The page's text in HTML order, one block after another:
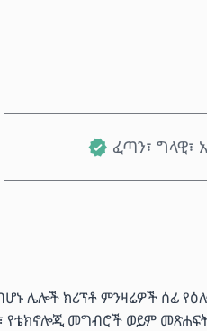
ፈጣን፣ ግላዊ፣
ሌሎች ክሪፕቶ ምንዛሬዎች ሰፊ
የቴክኖሎጂ መግብሮች ወይም